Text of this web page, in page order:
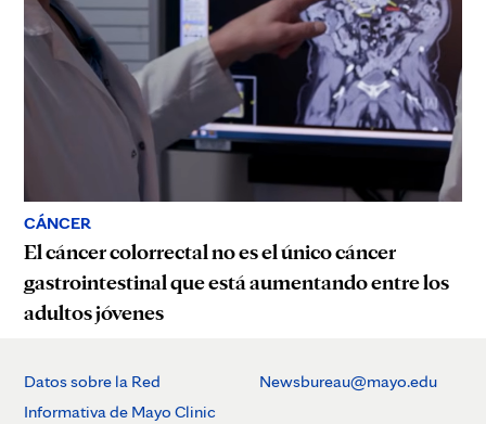
CÁNCER
El cáncer colorrectal no es el único cáncer
gastrointestinal que está aumentando entre los
adultos jóvenes
Datos sobre la Red
Informativa de Mayo Clinic
Newsbureau@mayo.edu